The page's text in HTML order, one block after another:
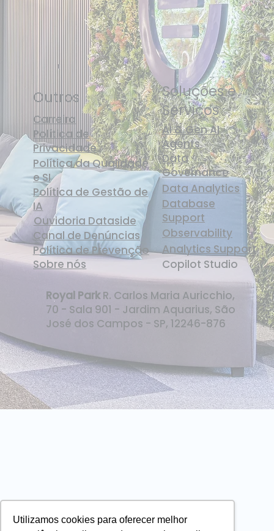
Utilizamos cookies para oferecer melhor
Soluções e
Serviços
AI & Gen AI
Agents
Data
Governance
Data Analytics
Database
Support
Observability
Analytics Support
Copilot Studio
Royal ParkR. Carlos Maria Auricchio,
70 - Sala 901 - Jardim Aquarius, São
José dos Campos - SP, 12246-876
Outros
Carreira
Política de
Privacidade
Política da Qualidade
e SI
Política de Gestão de
IA
Ouvidoria Dataside
Canal de Denúncias
Política de Prevenção
Sobre nós